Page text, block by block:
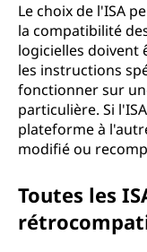
Le choix de l'ISA
la compatibilité
logicielles doivent
les instructions
fonctionner sur
particulière. Si
plateforme à
modifié ou
Toutes les